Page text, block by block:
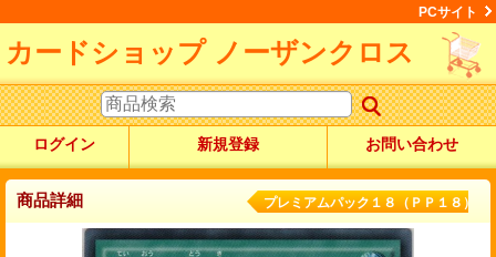
PCサイト
カードショップ ノーザンクロス
ログイン 新規登録 お問い合わせ
商品詳細 プレミアムパック１８（ＰＰ１８）